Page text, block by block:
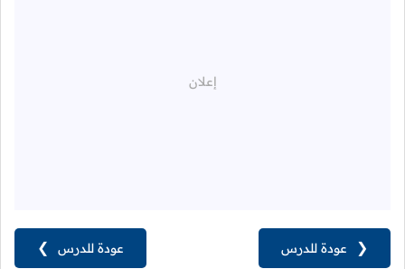
عودة للدرس ❯ ❮ عودة للدرس